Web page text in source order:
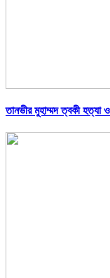
তানভীর মুহাম্মদ ত্বকী